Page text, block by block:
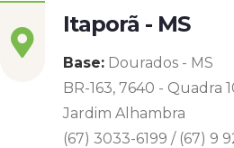
Itaporã - MS
Base: Dourados - MS
BR-163, 7640 - Quadra
Jardim Alhambra
(67) 3033-6199 / (67) 9